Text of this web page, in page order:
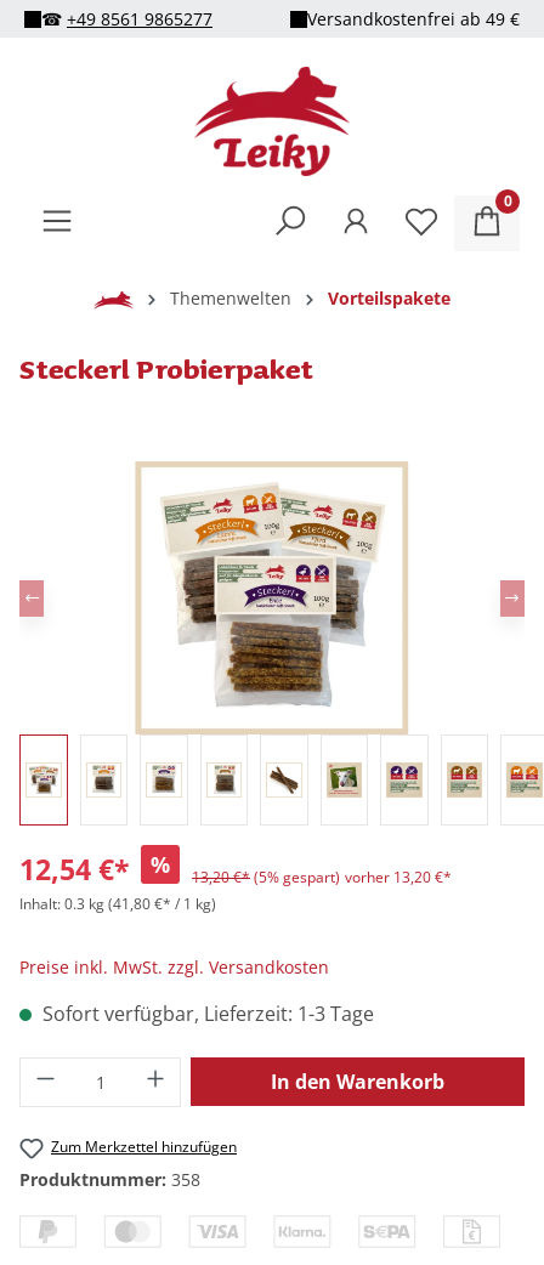
springen
☎ +49 8561 9865277 Versandkostenfrei ab 49 €
0
HomeThemenwelten Vorteilspakete
Steckerl Probierpaket
Bildergalerie überspringen
12,54 €* % 13,20 €*(5% gespart) vorher 13,20 €*
Inhalt:0.3 kg(41,80 €* / 1 kg)
Preise inkl. MwSt. zzgl. Versandkosten
Sofort verfügbar, Lieferzeit: 1-3 Tage
Produkt Anzahl: Gib den gewünschten
In den Warenkorb
Zum Merkzettel hinzufügen
Produktnummer: 358